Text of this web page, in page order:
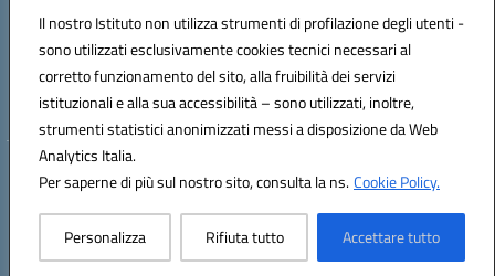
Il nostro Istituto non utilizza strumenti di profilazione degli utenti -
sono utilizzati esclusivamente cookies tecnici necessari al
corretto funzionamento del sito, alla fruibilità dei servizi
istituzionali e alla sua accessibilità – sono utilizzati, inoltre,
strumenti statistici anonimizzati messi a disposizione da Web
Analytics Italia.
Per saperne di più sul nostro sito, consulta la ns.Cookie Policy.
Personalizza Rifiuta tutto Accettare tutto
Codice fiscale: 84000690796
Codice meccanografico:CZRH04000Q
Codice Indice delle Pubbliche Amministrazioni (IPA): istsc_czrh04000q
Codice unico di fatturazione (CUF): UF9M13
Hosting & Powered by 3D Solution S.r.l.
Concept & Design by Designers Italia